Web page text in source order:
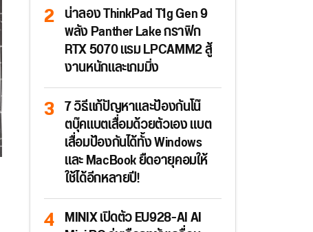
น่าลอง ThinkPad T1g Gen 9
พลัง Panther Lake กราฟิก
RTX 5070 แรม LPCAMM2 สู้
งานหนักและเกมมิ่ง
7 วิธีแก้ปัญหาและป้องกันโน๊
ตบุ๊คแบตเสื่อมด้วยตัวเอง แบต
เสื่อมป้องกันได้ทั้ง Windows
และ MacBook ยืดอายุคอมให้
ใช้ได้อีกหลายปี!
MINIX เปิดตัว EU928-AI AI